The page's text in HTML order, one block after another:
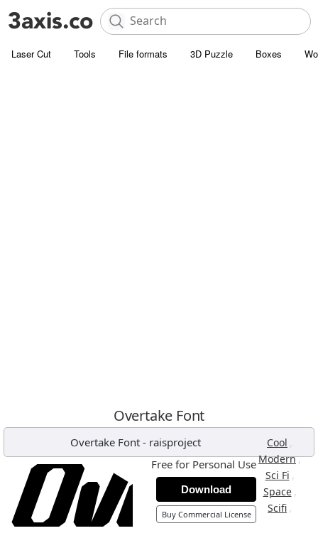
Laser Cut Tools File formats 3D Puzzle Boxes
Overtake Font
Overtake Font - raisproject Cool ,
Modern,
Sci Fi ,
Space ,
Scifi ,
Free for Personal Use
Download
Buy Commercial License